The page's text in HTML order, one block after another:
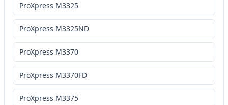
ProXpress M3325
ProXpress M3325ND
ProXpress M3370
ProXpress M3370FD
ProXpress M3375